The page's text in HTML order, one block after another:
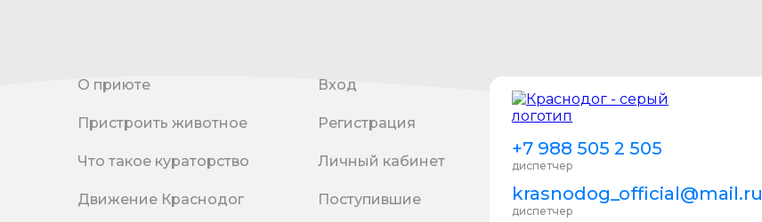
О приюте
Пристроить животное
Что такое кураторство
Движение Краснодог
Вход
Регистрация
Личный кабинет
Поступившие
+7 988 505 2 505
диспетчер
krasnodog_official@mail.ru
диспетчер